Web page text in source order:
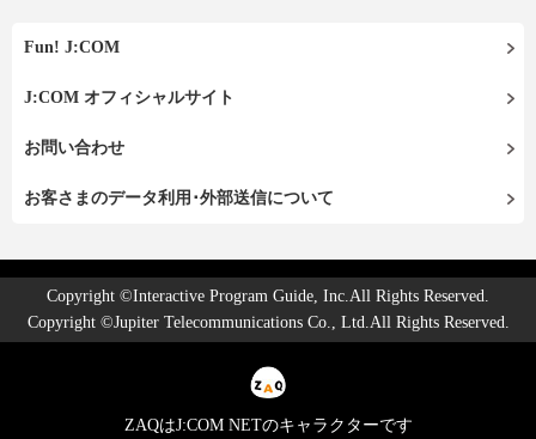
Fun! J:COM
J:COM オフィシャルサイト
お問い合わせ
お客さまのデータ利用･外部送信について
Copyright ©Interactive Program Guide, Inc.All Rights Reserved.
Copyright ©Jupiter Telecommunications Co., Ltd.All Rights Reserved.
ZAQはJ:COM NETのキャラクターです